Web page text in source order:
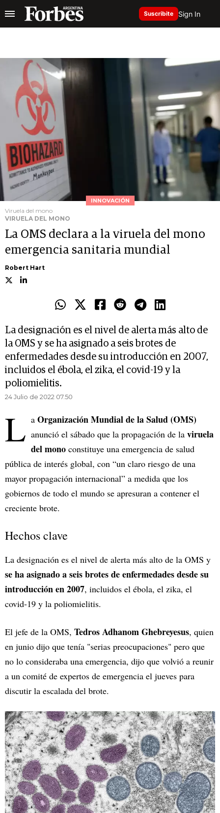
Suscribite Sign In
INNOVACIÓN
Viruela del mono
VIRUELA DEL MONO
La OMS declara a la viruela del mono
emergencia sanitaria mundial
Robert Hart
La designación es el nivel de alerta más alto de
la OMS y se ha asignado a seis brotes de
enfermedades desde su introducción en 2007,
incluidos el ébola, el zika, el covid-19 y la
poliomielitis.
24 Julio de 2022 07.50
L a Organización Mundial de la Salud (OMS)
anunció el sábado que la propagación de la viruela
del mono constituye una emergencia de salud
pública de interés global, con “un claro riesgo de una
mayor propagación internacional” a medida que los
gobiernos de todo el mundo se apresuran a contener el
creciente brote.
Hechos clave
La designación es el nivel de alerta más alto de la OMS y
se ha asignado a seis brotes de enfermedades desde su
introducción en 2007, incluidos el ébola, el zika, el
covid-19 y la poliomielitis.
El jefe de la OMS, Tedros Adhanom Ghebreyesus, quien
en junio dijo que tenía "serias preocupaciones" pero que
no lo consideraba una emergencia, dijo que volvió a reunir
a un comité de expertos de emergencia el jueves para
discutir la escalada del brote.